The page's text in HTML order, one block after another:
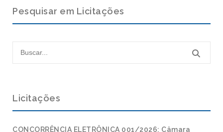
Pesquisar em Licitações
Licitações
CONCORRÊNCIA ELETRÔNICA 001/2026: Câmara